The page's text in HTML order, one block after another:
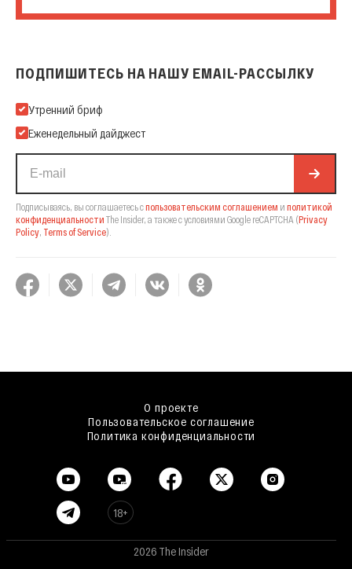
ПОДПИШИТЕСЬ НА НАШУ EMAIL-РАССЫЛКУ
Подпишитесь на нашу Email-рассылку
Утренний бриф
Еженедельный дайджест
Подписываясь, вы соглашаетесь спользовательским соглашением и политикой
конфиденциальности The Insider, а также с условиями Google reCAPTCHA (Privacy
Policy, Terms of Service).
О проекте
Пользовательское соглашение
Политика конфиденциальности
18+
2026 The Insider